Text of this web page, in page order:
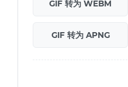
GIF 转为 WEBM
GIF 转为 APNG